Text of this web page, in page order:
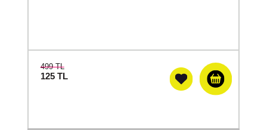
499 TL
125 TL